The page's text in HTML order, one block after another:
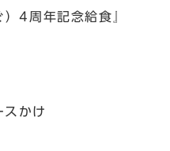
4周年記念給食』
スかけ